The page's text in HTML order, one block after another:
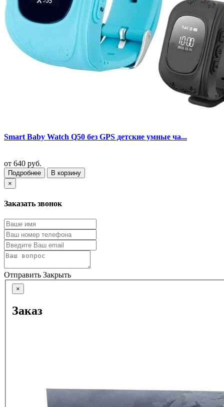
Smart Baby Watch Q50 без GPS детские умные ча...
от 640 руб.
Подробнее
В корзину
×
Заказать звонок
Отправить Закрыть
×
Заказ